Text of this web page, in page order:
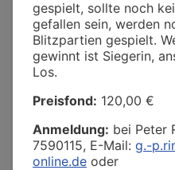
gespielt, sollte noch
gefallen sein, werden
Blitzpartien gespielt.
gewinnt ist Siegerin,
Los.
Preisfond: 120,00 €
Anmeldung: bei Peter
7590115, E-Mail: g.-
online.de oder